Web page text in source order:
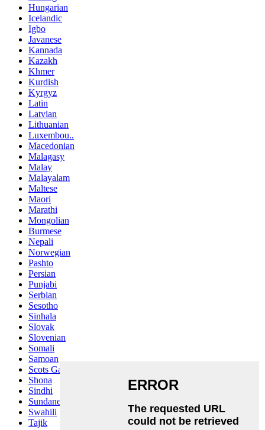
Hungarian
Icelandic
Igbo
Javanese
Kannada
Kazakh
Khmer
Kurdish
Kyrgyz
Latin
Latvian
Lithuanian
Luxembou..
Macedonian
Malagasy
Malay
Malayalam
Maltese
Maori
Marathi
Mongolian
Burmese
Nepali
Norwegian
Pashto
Persian
Punjabi
Serbian
Sesotho
Sinhala
Slovak
Slovenian
Somali
Samoan
Scots Gaelic
Shona
Sindhi
Sundanese
Swahili
Tajik